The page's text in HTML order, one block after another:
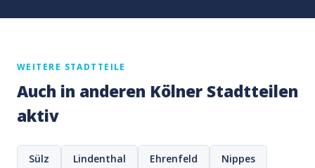
WEITERE STADTTEILE
Auch in anderen Kölner Stadtteilen
aktiv
Sülz Lindenthal Ehrenfeld Nippes